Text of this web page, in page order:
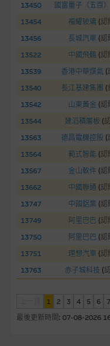
13450
國富量子（五百）
13454
福耀玻璃 (認
13456
長城汽車 (認
13522
中國飛鶴 (認
13539
香港中華煤氣 (
13540
長江基建集團 (
13542
山東黃金 (認
13544
建滔積層板 (
13563
德昌電機控股 (
13564
範式智能 (認
13567
金山軟件 (認
13662
中國聯通 (認
13747
中國鋁業 (認
13749
阿里巴巴 (認
13750
阿里巴巴 (認
13751
理想汽車 (認
13763
赤子城科技 (
1 2 3 4 5 6 7
最後更新時間: 07-08-2026
本網站雖連接第三者管
權。
經由本網站接觸到的
部分可經本網站連結下
用此等屬於第三者的軟
受軟件持有人訂出的使用
在法律容許的所有範圍
或下載任何軟件(不論是
團並且對此等軟件不作
法律容許的所有範圍內，
件(不論是否屬於第三者)
損)。
基本上市文件及補充
就有關MBL每次發行之
市文件及相關之補充上
於本網站。